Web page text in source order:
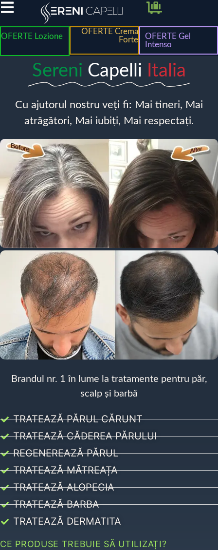
OFERTE Lozione
OFERTE Crema
Forte
OFERTE Gel
Intenso
Sereni Capelli Italia
Cu ajutorul nostru veți fi: Mai tineri, Mai
atrăgători, Mai iubiți, Mai respectați.
Brandul nr. 1 în lume la tratamente pentru păr,
scalp și barbă
TRATEAZĂ PĂRUL CĂRUNT
TRATEAZĂ CĂDEREA PĂRULUI
REGENEREAZĂ PĂRUL
TRATEAZĂ MĂTREAȚA
TRATEAZĂ ALOPECIA
TRATEAZĂ BARBA
TRATEAZĂ DERMATITA
CE PRODUSE TREBUIE SĂ UTILIZAȚI?